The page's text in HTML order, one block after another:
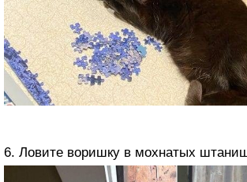
6. Ловите воришку в мохнатых